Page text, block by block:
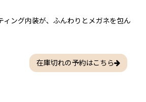
ング内装が、ふんわりとメガネを包ん
在庫切れの予約はこちら